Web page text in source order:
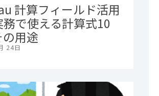
計算フィールド活用
で使える計算式10
用途
24日